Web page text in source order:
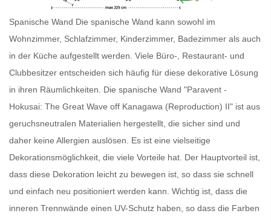
Spanische Wand Die spanische Wand kann sowohl im
Wohnzimmer, Schlafzimmer, Kinderzimmer, Badezimmer als auch
in der Küche aufgestellt werden. Viele Büro-, Restaurant- und
Clubbesitzer entscheiden sich häufig für diese dekorative Lösung
in ihren Räumlichkeiten. Die spanische Wand "Paravent -
Hokusai: The Great Wave off Kanagawa (Reproduction) II" ist aus
geruchsneutralen Materialien hergestellt, die sicher sind und
daher keine Allergien auslösen. Es ist eine vielseitige
Dekorationsmöglichkeit, die viele Vorteile hat. Der Hauptvorteil ist,
dass diese Dekoration leicht zu bewegen ist, so dass sie schnell
und einfach neu positioniert werden kann. Wichtig ist, dass die
inneren Trennwände einen UV-Schutz haben, so dass die Farben